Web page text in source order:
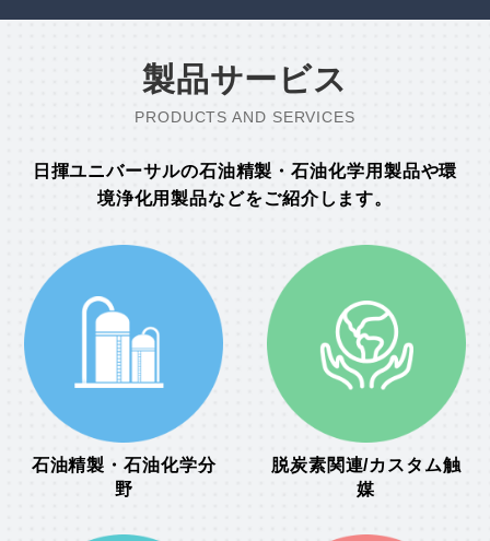
製品サービス
PRODUCTS AND SERVICES
日揮ユニバーサルの石油精製・石油化学用製品や環
境浄化用製品などをご紹介します。
石油精製・石油化学分
野
脱炭素関連/カスタム触
媒